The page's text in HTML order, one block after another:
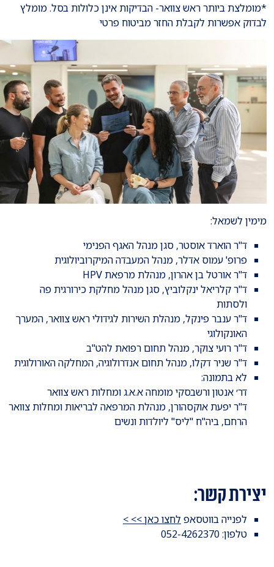
*מומלצת ביותר ראש צוואר- הבדיקות אינן כלולות בסל. מומלץ
לבדוק אפשרות לקבלת החזר מביטוח פרטי
מימין לשמאל:
ד"ר הוארד אוסטר, סגן מנהל האגף הפנימי
פרופ' עמוס אדלר, מנהל המעבדה המיקרוביולוגית
ד"ר אורטל בן אהרון, מנהלת מרפאת HPV
ד"ר קלריאל ינקלוביץ, סגן מנהל מחלקת כירורגית פה
ולסתות
ד"ר ענבר פינקל, מנהלת השירות לגידולי ראש צוואר, המערך
האונקולוגי
ד"ר רועי צוקר, מנהל תחום רפואת להט"ב
ד"ר שניר דקלו, מנהל תחום אנדרולוגיה, המחלקה האורולוגית
לא בתמונה:
דר׳ אנטון ורשבסקי מומחה א.א.ג ומחלות ראש צוואר
ד"ר יפעת אוקסהורן, מנהלת המרפאה לבריאות ומחלות צוואר
הרחם, ביה"ח "ליס" ליולדות ונשים
יצירת קשר:
לפנייה בווטסאפ לחצו כאן >> >
טלפון: 052-4262370